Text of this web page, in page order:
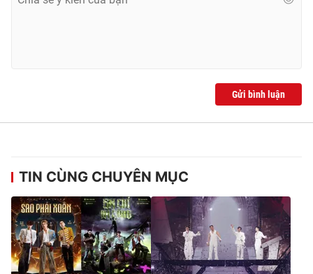
VTV9 VTV8
Liên hệ tòa soạn English
Gửi bình luận
TIN CÙNG CHUYÊN MỤC